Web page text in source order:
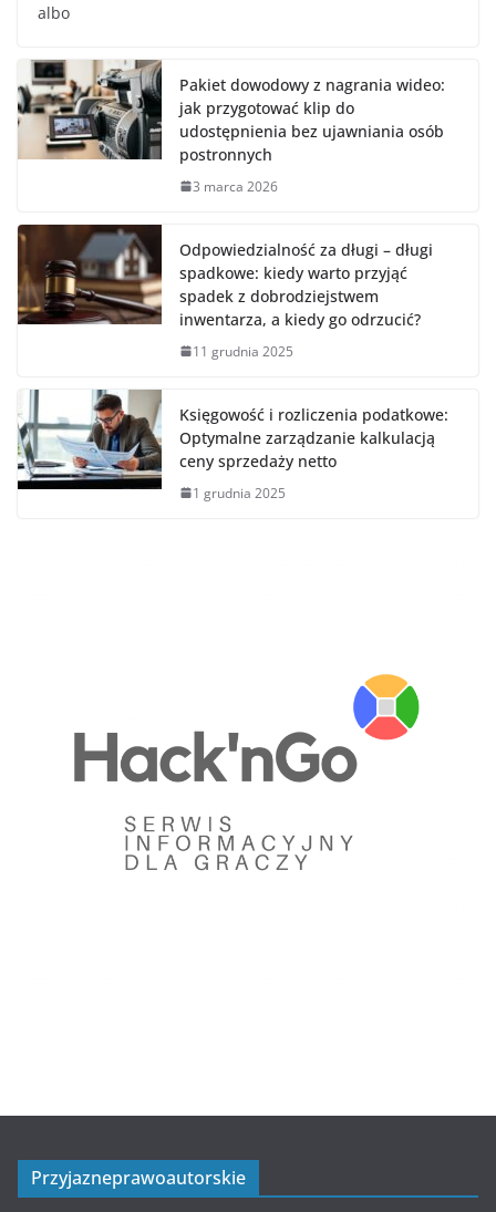
albo
Pakiet dowodowy z nagrania wideo:
jak przygotować klip do
udostępnienia bez ujawniania osób
postronnych
3 marca 2026
Odpowiedzialność za długi – długi
spadkowe: kiedy warto przyjąć
spadek z dobrodziejstwem
inwentarza, a kiedy go odrzucić?
11 grudnia 2025
Księgowość i rozliczenia podatkowe:
Optymalne zarządzanie kalkulacją
ceny sprzedaży netto
1 grudnia 2025
Przyjazneprawoautorskie